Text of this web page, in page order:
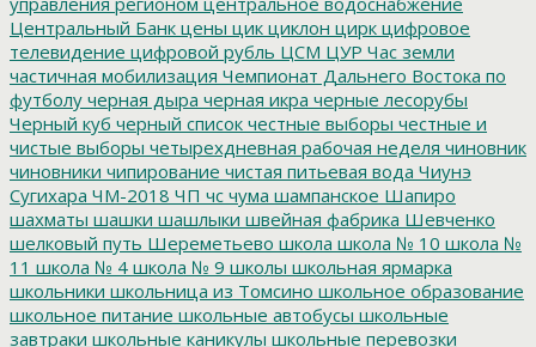
Центральный Банк цены цик циклон цирк цифровое
телевидение цифровой рубль ЦСМ ЦУР Час земли
частичная мобилизация Чемпионат Дальнего Востока по
футболу черная дыра черная икра черные лесорубы
Черный куб черный список честные выборы честные и
чистые выборы четырехдневная рабочая неделя чиновник
чиновники чипирование чистая питьевая вода Чиунэ
Сугихара ЧМ-2018 ЧП чс чума шампанское Шапиро
шахматы шашки шашлыки швейная фабрика Шевченко
шелковый путь Шереметьево школа школа № 10 школа №
11 школа № 4 школа № 9 школы школьная ярмарка
школьники школьница из Томсино школьное образование
школьное питание школьные автобусы школьные
завтраки школьные каникулы школьные перевозки